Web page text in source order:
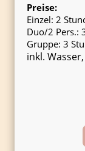
Preise:
Einzel: 2
Duo/2 Pers.:
Gruppe: 3
inkl.